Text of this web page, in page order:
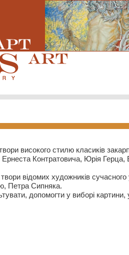
високого стилю класиків
Контратовича, Юрія
відомих художників
Петра Сипняка.
допомогти у виборі картини,